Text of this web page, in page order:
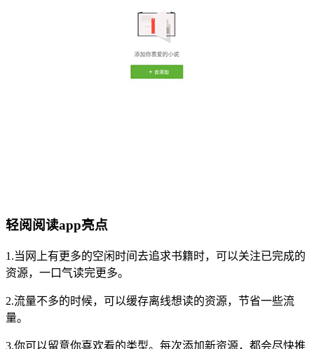
轻阅阅读app亮点
1.当网上有更多的空闲时间去追求书籍时，可以关注已完成的
资源，一口气读完更多。
2.流量不多的时候，可以缓存离线想读的资源，节省一些流
量。
3.你可以留意你喜欢看的类型。每次添加新资源，都会尽快推